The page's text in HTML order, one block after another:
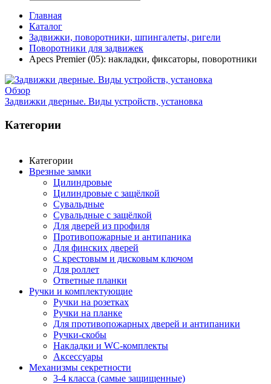
Главная
Каталог
Задвижки, поворотники, шпингалеты, ригели
Поворотники для задвижек
Apecs Premier (05): накладки, фиксаторы, поворотники
Обзор
Задвижки дверные. Виды устройств, установка
Категории
Категории
Врезные замки
Цилиндровые
Цилиндровые с защёлкой
Сувальдные
Сувальдные с защёлкой
Для дверей из профиля
Противопожарные и антипаника
Для финских дверей
С крестовым и дисковым ключом
Для роллет
Ответные планки
Ручки и комплектующие
Ручки на розетках
Ручки на планке
Для противопожарных дверей и антипаники
Ручки-скобы
Накладки и WC-комплекты
Аксессуары
Механизмы секретности
3-4 класса (самые защищенные)